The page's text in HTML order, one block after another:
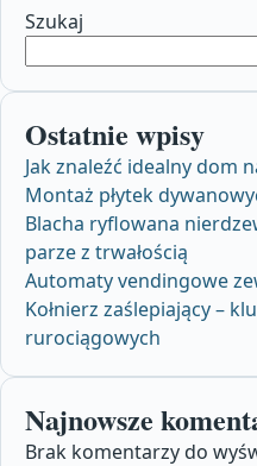
Szukaj
Ostatnie wpisy
Jak znaleźć idealny dom
Montaż płytek
Blacha ryflowana
parze z trwałością
Automaty vendingowe
Kołnierz zaślepiający –
rurociągowych
Najnowsze
Brak komentarzy do